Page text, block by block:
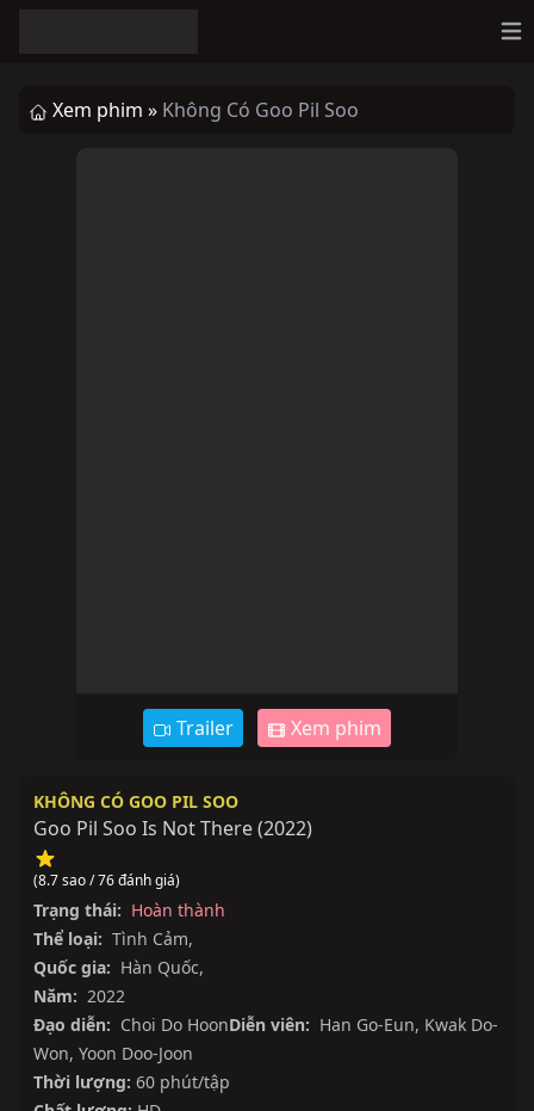
Xem phim » Không Có Goo Pil Soo
Trailer Xem phim
KHÔNG CÓ GOO PIL SOO
Goo Pil Soo Is Not There(2022)
(8.7 sao / 76 đánh giá)
Trạng thái: Hoàn thành
Thể loại: Tình Cảm,
Quốc gia: Hàn Quốc,
Năm: 2022
Đạo diễn: Choi Do HoonDiễn viên: Han Go-Eun, Kwak Do-
Won, Yoon Doo-Joon
Thời lượng: 60 phút/tập